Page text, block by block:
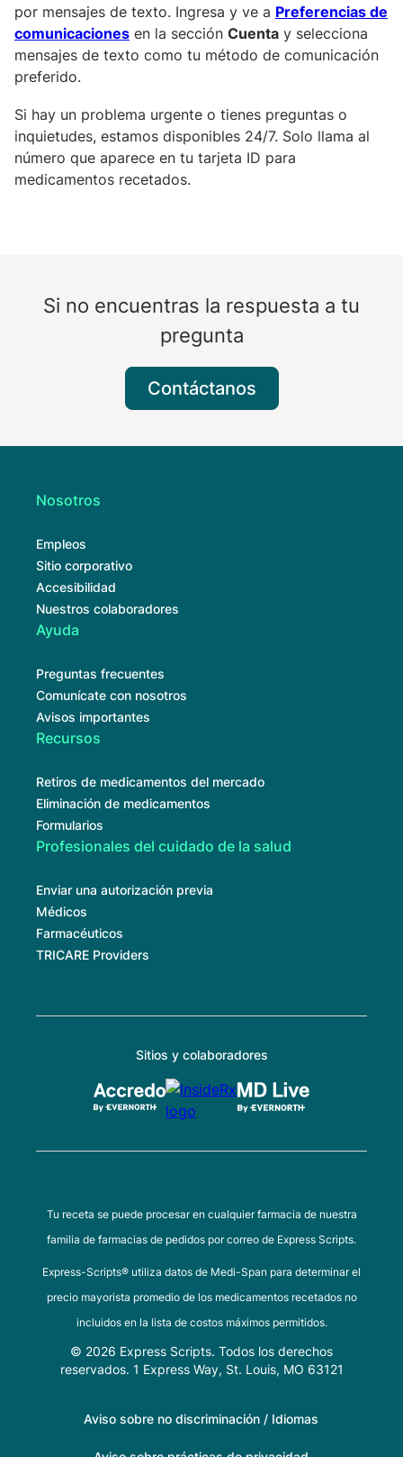
por mensajes de texto. Ingresa y ve a Preferencias de
comunicaciones en la sección Cuenta y selecciona
mensajes de texto como tu método de comunicación
preferido.
Si hay un problema urgente o tienes preguntas o
inquietudes, estamos disponibles 24/7. Solo llama al
número que aparece en tu tarjeta ID para
medicamentos recetados.
Si no encuentras la respuesta a tu
pregunta
Contáctanos
Nosotros
Empleos
Sitio corporativo
Accesibilidad
Nuestros colaboradores
Ayuda
Preguntas frecuentes
Comunícate con nosotros
Avisos importantes
Recursos
Retiros de medicamentos del mercado
Eliminación de medicamentos
Formularios
Profesionales del cuidado de la salud
Enviar una autorización previa
Médicos
Farmacéuticos
TRICARE Providers
Sitios y colaboradores
Tu receta se puede procesar en cualquier farmacia de nuestra
familia de farmacias de pedidos por correo de Express Scripts.
Express-Scripts® utiliza datos de Medi-Span para determinar el
precio mayorista promedio de los medicamentos recetados no
incluidos en la lista de costos máximos permitidos.
© 2026 Express Scripts. Todos los derechos
reservados. 1 Express Way, St. Louis, MO 63121
Aviso sobre no discriminación / Idiomas